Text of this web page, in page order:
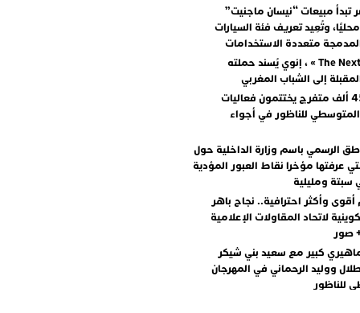
تبدأ مبيعات “نيسان ماجنيت”
وتُعِيد تعريف فئة السيارات
متعددة الاستخدامات
مع « The Next Ad » ، إنوي يُسند حملته
إلى الشباب المغربي
أكثر من 45 ألف متفرج يختتمون فعاليات
المتوسطي للناظور في أجواء
الرسمي باسم وزارة الداخلية حول
عرفتها مؤخرا نقاط العبور المؤدية
سبتة ومليلية
أقوى وأكثر احترافية.. نجاح باهر
لاتحاد المقاولات الإعلامية
+ صور
كبير مع سعيد بني شيكر
ووليد الرحماني في المهرجان
للناظور